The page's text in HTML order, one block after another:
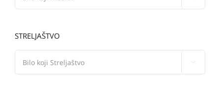
STRELJAŠTVO